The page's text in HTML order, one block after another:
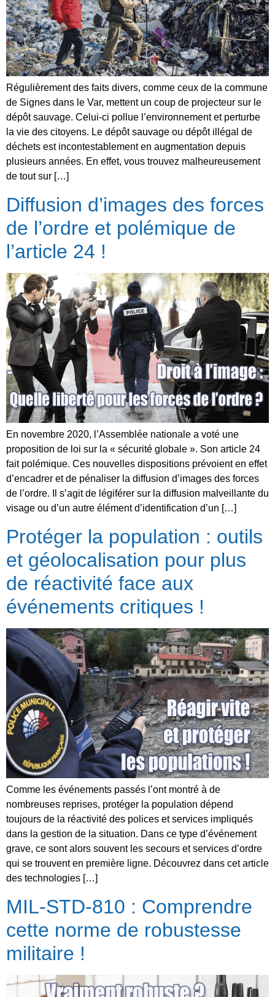
Régulièrement des faits divers, comme ceux de la commune
de Signes dans le Var, mettent un coup de projecteur sur le
dépôt sauvage. Celui-ci pollue l’environnement et perturbe
la vie des citoyens. Le dépôt sauvage ou dépôt illégal de
déchets est incontestablement en augmentation depuis
plusieurs années. En effet, vous trouvez malheureusement
de tout sur […]
Diffusion d’images des forces
de l’ordre et polémique de
l’article 24 !
En novembre 2020, l’Assemblée nationale a voté une
proposition de loi sur la « sécurité globale ». Son article 24
fait polémique. Ces nouvelles dispositions prévoient en effet
d’encadrer et de pénaliser la diffusion d’images des forces
de l’ordre. Il s’agit de légiférer sur la diffusion malveillante du
visage ou d’un autre élément d’identification d’un […]
Protéger la population : outils
et géolocalisation pour plus
de réactivité face aux
événements critiques !
Comme les événements passés l’ont montré à de
nombreuses reprises, protéger la population dépend
toujours de la réactivité des polices et services impliqués
dans la gestion de la situation. Dans ce type d’événement
grave, ce sont alors souvent les secours et services d’ordre
qui se trouvent en première ligne. Découvrez dans cet article
des technologies […]
MIL-STD-810 : Comprendre
cette norme de robustesse
militaire !